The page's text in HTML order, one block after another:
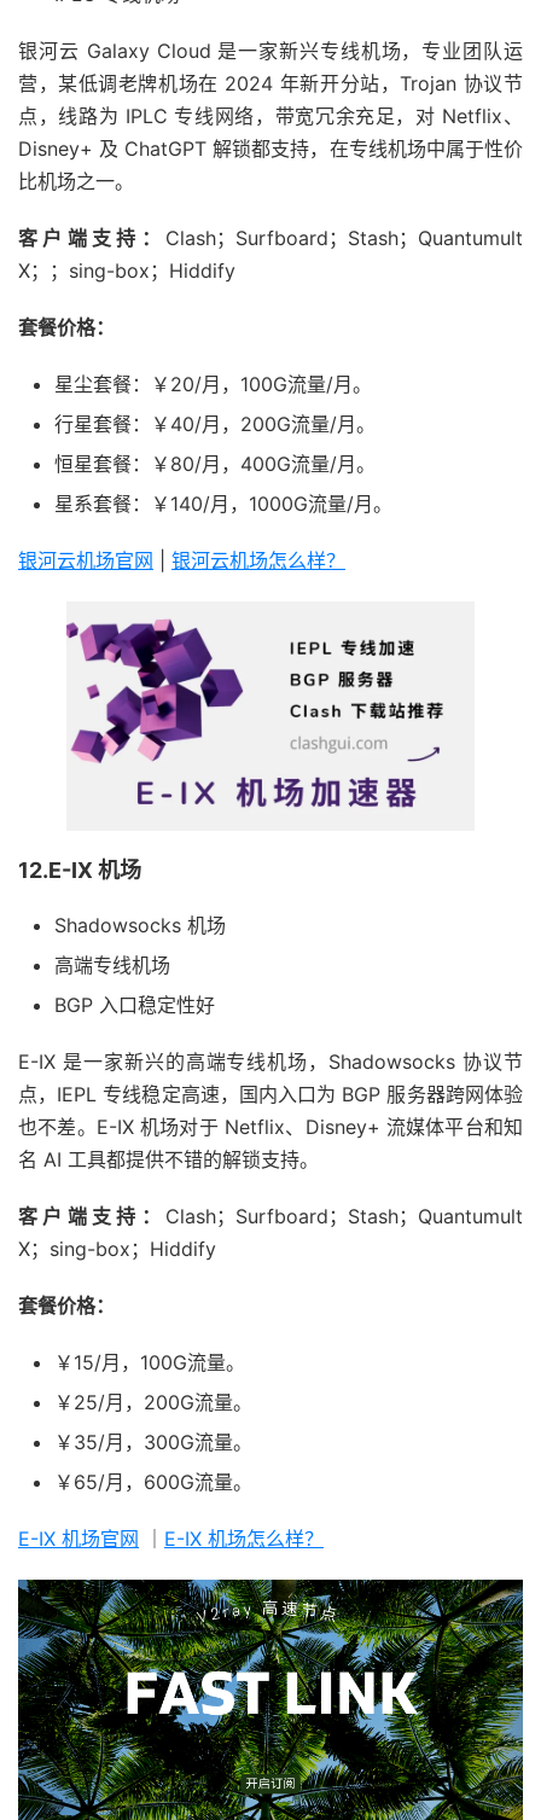
银河云 Galaxy Cloud 是一家新兴专线机场，专业团队运
营，某低调老牌机场在 2024 年新开分站，Trojan 协议节
点，线路为 IPLC 专线网络，带宽冗余充足，对 Netflix、
Disney+ 及 ChatGPT 解锁都支持，在专线机场中属于性价
比机场之一。
客户端支持： Clash；Surfboard；Stash；Quantumult
X；；sing-box；Hiddify
套餐价格：
星尘套餐：￥20/月，100G流量/月。
行星套餐：￥40/月，200G流量/月。
恒星套餐：￥80/月，400G流量/月。
星系套餐：￥140/月，1000G流量/月。
银河云机场官网 银河云机场怎么样？
12.E-IX 机场
Shadowsocks 机场
高端专线机场
BGP 入口稳定性好
E-IX 是一家新兴的高端专线机场，Shadowsocks 协议节
点，IEPL 专线稳定高速，国内入口为 BGP 服务器跨网体验
也不差。E-IX 机场对于 Netflix、Disney+ 流媒体平台和知
名 AI 工具都提供不错的解锁支持。
客户端支持： Clash；Surfboard；Stash；Quantumult
X；sing-box；Hiddify
套餐价格：
￥15/月，100G流量。
￥25/月，200G流量。
￥35/月，300G流量。
￥65/月，600G流量。
E-IX 机场官网 E-IX 机场怎么样？